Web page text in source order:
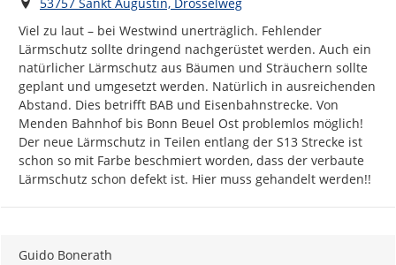
Viel zu laut – bei Westwind unerträglich. Fehlender
Lärmschutz sollte dringend nachgerüstet werden. Auch ein
natürlicher Lärmschutz aus Bäumen und Sträuchern sollte
geplant und umgesetzt werden. Natürlich in ausreichenden
Abstand. Dies betrifft BAB und Eisenbahnstrecke. Von
Menden Bahnhof bis Bonn Beuel Ost problemlos möglich!
Der neue Lärmschutz in Teilen entlang der S13 Strecke ist
schon so mit Farbe beschmiert worden, dass der verbaute
Lärmschutz schon defekt ist. Hier muss gehandelt werden!!
Guido Bonerath